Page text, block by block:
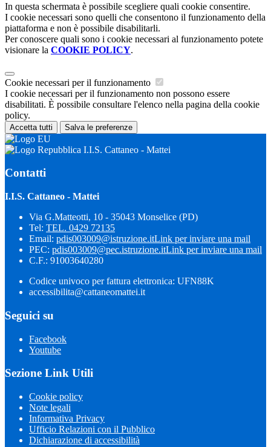
In questa schermata è possibile scegliere quali cookie consentire.
I cookie necessari sono quelli che consentono il funzionamento della
piattaforma e non è possibile disabilitarli.
Per conoscere quali sono i cookie necessari al funzionamento potete
visionare la COOKIE POLICY.
Cookie necessari per il funzionamento
I cookie necessari per il funzionamento non possono essere
disabilitati. È possibile consultare l'elenco nella pagina della cookie
policy.
Accetta tutti Salva le preferenze
I.I.S. Cattaneo - Mattei
Contatti
I.I.S. Cattaneo - Mattei
Via G.Matteotti, 10 - 35043 Monselice (PD)
Tel: TEL. 0429 72135
Email: pdis003009@istruzione.itLink per inviare una mail
PEC: pdis003009@pec.istruzione.itLink per inviare una mail
C.F.: 91003640280
Codice univoco per fattura elettronica: UFN88K
accessibilita@cattaneomattei.it
Seguici su
Facebook
Youtube
Sezione Link Utili
Cookie policy
Note legali
Informativa Privacy
Ufficio Relazioni con il Pubblico
Dichiarazione di accessibilità